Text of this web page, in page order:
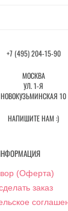
+7 (495) 204-15-90
МОСКВА
УЛ. 1-Я
НОВОКУЗЬМИНСКАЯ 10
НАПИШИТЕ НАМ :)
(Оферта)
заказ